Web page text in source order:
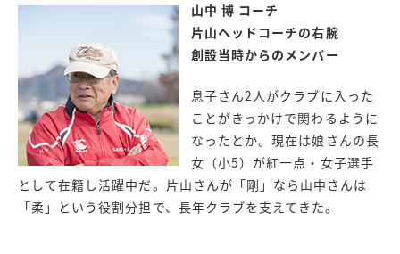
山中 博 コーチ
片山ヘッドコーチの右腕
創設当時からのメンバー
息子さん2人がクラブに入った
ことがきっかけで関わるように
なったとか。現在は娘さんの長
女（小5）が紅一点・女子選手
として在籍し活躍中だ。片山さんが「剛」なら山中さんは
「柔」という役割分担で、長年クラブを支えてきた。